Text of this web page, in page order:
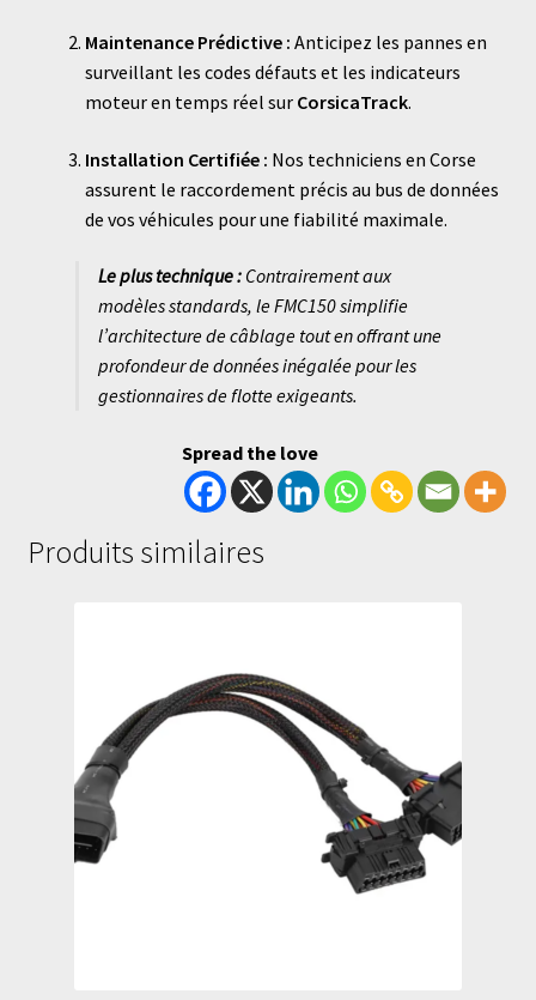
Maintenance Prédictive : Anticipez les pannes en
surveillant les codes défauts et les indicateurs
moteur en temps réel sur CorsicaTrack.
Installation Certifiée : Nos techniciens en Corse
assurent le raccordement précis au bus de données
de vos véhicules pour une fiabilité maximale.
Le plus technique :Contrairement aux
modèles standards, le FMC150 simplifie
l’architecture de câblage tout en offrant une
profondeur de données inégalée pour les
gestionnaires de flotte exigeants.
Spread the love
Produits similaires